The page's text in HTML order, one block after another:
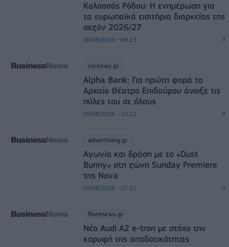
Κολοσσός Ρόδου: Η ενημέρωση για
τα ευρωπαϊκά εισιτήρια διαρκείας της
σεζόν 2026/27
06/08/2026 - 08:13
csrnews.gr
Alpha Bank: Για πρώτη φορά το
Αρχαίο Θέατρο Επιδαύρου άνοιξε τις
πύλες του σε όλους
05/08/2026 - 10:12
advertising.gr
Αγωνία και δράση με το «Dust
Bunny» στη ζώνη Sunday Premiere
της Nova
05/08/2026 - 07:21
fleetnews.gr
Νέο Audi A2 e-tron με στόχο την
κορυφή της αποδοτικότητας